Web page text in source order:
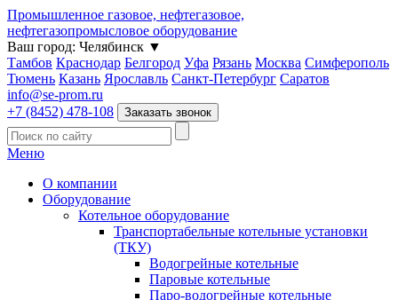
Промышленное газовое, нефтегазовое,
нефтегазопромысловое оборудование
Ваш город: Челябинск ▼
Тамбов Краснодар Белгород Уфа Рязань Москва Симферополь
Тюмень Казань Ярославль Санкт-Петербург Саратов
info@se-prom.ru
+7 (8452) 478-108
Заказать звонок
Меню
О компании
Оборудование
Котельное оборудование
Транспортабельные котельные установки
(ТКУ)
Водогрейные котельные
Паровые котельные
Паро-водогрейные котельные